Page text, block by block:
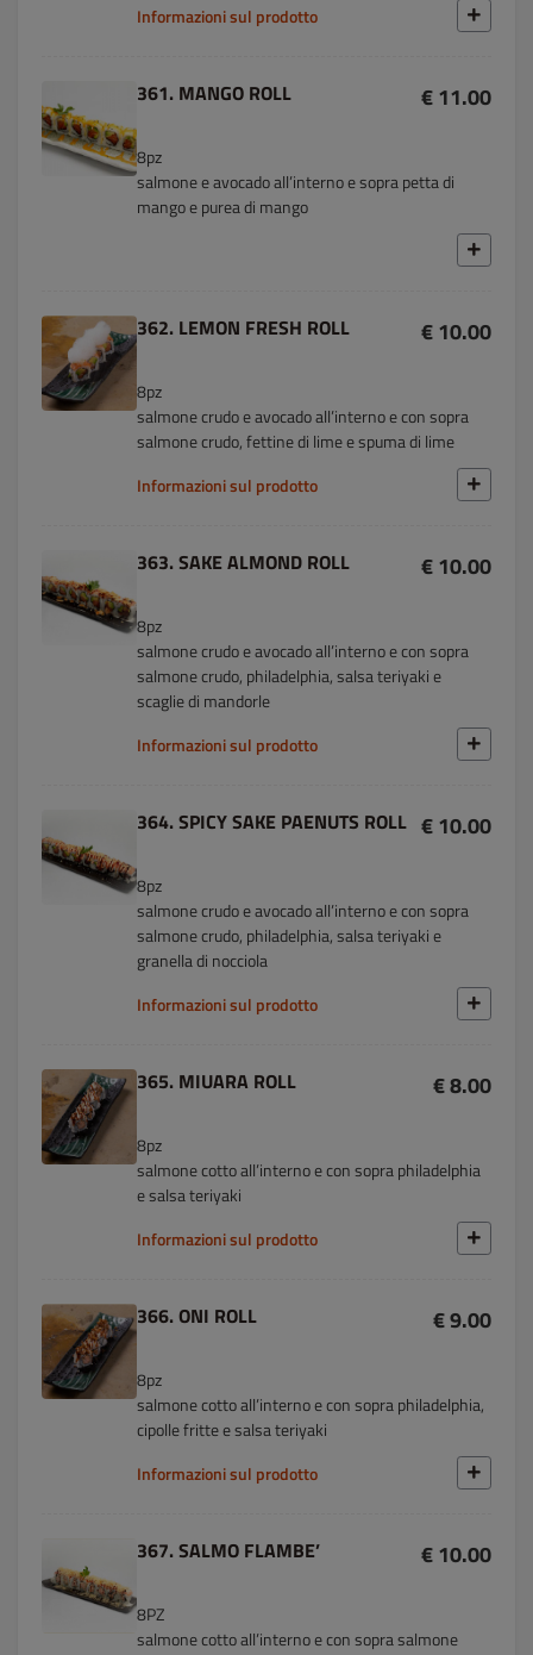
Informazioni sul prodotto
361. MANGO ROLL € 11.00
8pz
salmone e avocado all’interno e sopra petta di
mango e purea di mango
362. LEMON FRESH ROLL € 10.00
8pz
salmone crudo e avocado all’interno e con sopra
salmone crudo, fettine di lime e spuma di lime
Informazioni sul prodotto
363. SAKE ALMOND ROLL € 10.00
8pz
salmone crudo e avocado all’interno e con sopra
salmone crudo, philadelphia, salsa teriyaki e
scaglie di mandorle
Informazioni sul prodotto
364. SPICY SAKE PAENUTS ROLL € 10.00
8pz
salmone crudo e avocado all’interno e con sopra
salmone crudo, philadelphia, salsa teriyaki e
granella di nocciola
Informazioni sul prodotto
365. MIUARA ROLL € 8.00
8pz
salmone cotto all’interno e con sopra philadelphia
e salsa teriyaki
Informazioni sul prodotto
366. ONI ROLL € 9.00
8pz
salmone cotto all’interno e con sopra philadelphia,
cipolle fritte e salsa teriyaki
Informazioni sul prodotto
367. SALMO FLAMBE’ € 10.00
8PZ
salmone cotto all’interno e con sopra salmone